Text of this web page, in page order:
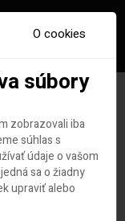
(Hana
O cookies
súbory
zobrazovali iba
súhlas s
údaje o vašom
sa o žiadny
upraviť alebo